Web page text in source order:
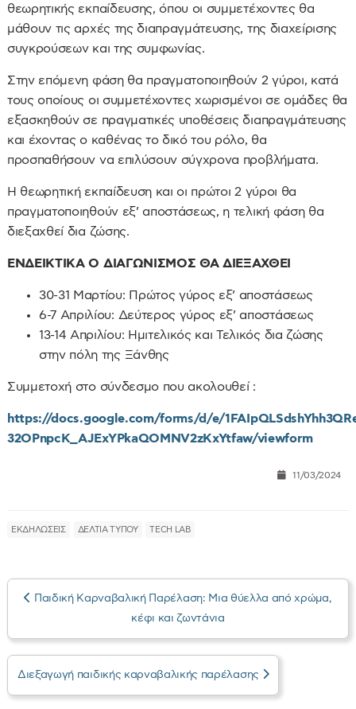
θεωρητικής εκπαίδευσης, όπου οι συμμετέχοντες θα
μάθουν τις αρχές της διαπραγμάτευσης, της διαχείρισης
συγκρούσεων και της συμφωνίας.
Στην επόμενη φάση θα πραγματοποιηθούν 2 γύροι, κατά
τους οποίους οι συμμετέχοντες χωρισμένοι σε ομάδες θα
εξασκηθούν σε πραγματικές υποθέσεις διαπραγμάτευσης
και έχοντας ο καθένας το δικό του ρόλο, θα
προσπαθήσουν να επιλύσουν σύγχρονα προβλήματα.
Η θεωρητική εκπαίδευση και οι πρώτοι 2 γύροι θα
πραγματοποιηθούν εξ’ αποστάσεως, η τελική φάση θα
διεξαχθεί δια ζώσης.
ΕΝΔΕΙΚΤΙΚΑ Ο ΔΙΑΓΩΝΙΣΜΟΣ ΘΑ ΔΙΕΞΑΧΘΕΙ
30-31 Μαρτίου: Πρώτος γύρος εξ’ αποστάσεως
6-7 Απριλίου: Δεύτερος γύρος εξ’ αποστάσεως
13-14 Απριλίου: Ημιτελικός και Τελικός δια ζώσης
στην πόλη της Ξάνθης
Συμμετοχή στο σύνδεσμο που ακολουθεί :
https://docs.google.com/forms/d/e/
32OPnpcK_AJExYPkaQOMNV2zKxYtfaw/viewform
11/03/2024
ΕΚΔΗΛΩΣΕΙΣ ΔΕΛΤΙΑ ΤΥΠΟΥ TECH LAB
Παιδική Καρναβαλική Παρέλαση: Μια θύελλα από χρώμα,
κέφι και ζωντάνια
Διεξαγωγή παιδικής καρναβαλικής παρέλασης